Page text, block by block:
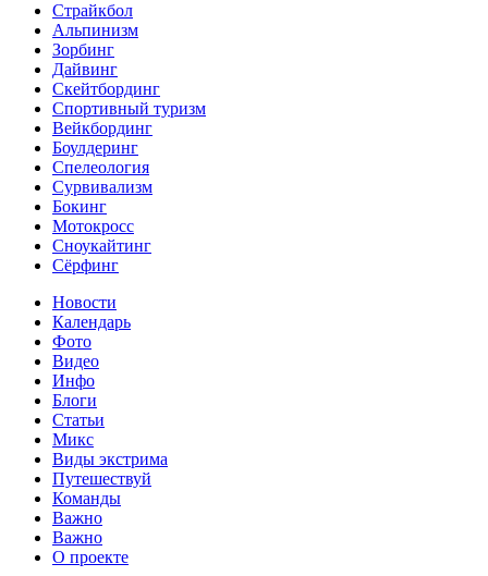
Страйкбол
Альпинизм
Зорбинг
Дайвинг
Скейтбординг
Спортивный туризм‎
Вейкбординг
Боулдеринг
Спелеология
Сурвивализм
Бокинг
Мотокросс
Сноукайтинг
Сёрфинг
Новости
Календарь
Фото
Видео
Инфо
Блоги
Статьи
Микс
Виды экстрима
Путешествуй
Команды
Важно
Важно
О проекте